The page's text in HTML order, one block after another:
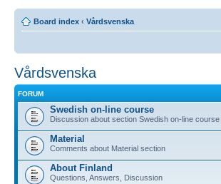
Board index ‹ Vårdsvenska
Vårdsvenska
FORUM
Swedish on-line course
Discussion about section Swedish on-line course
Material
Comments about Material section
About Finland
Questions, Answers, Discussion